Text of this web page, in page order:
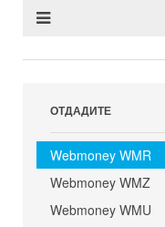
ОТДАДИТЕ
Webmoney WMR
Webmoney WMZ
Webmoney WMU